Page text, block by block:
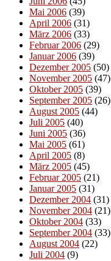
Mai 2006 (39)
April 2006 (31)
März 2006 (33)
Februar 2006 (29)
Januar 2006 (39)
Dezember 2005 (50)
November 2005 (47)
Oktober 2005 (39)
September 2005 (26)
August 2005 (44)
Juli 2005 (40)
Juni 2005 (36)
Mai 2005 (61)
April 2005 (8)
März 2005 (45)
Februar 2005 (21)
Januar 2005 (31)
Dezember 2004 (31)
November 2004 (21)
Oktober 2004 (33)
September 2004 (33)
August 2004 (22)
Juli 2004 (9)